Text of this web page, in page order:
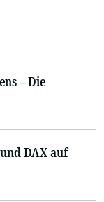
– Die
DAX auf